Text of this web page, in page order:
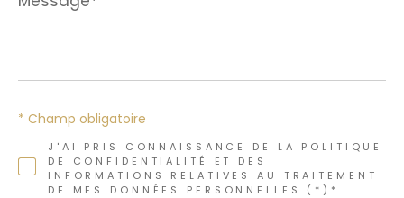
*
J'AI PRIS CONNAISSANCE DE LA POLITIQUE
DE CONFIDENTIALITÉ ET DES
INFORMATIONS RELATIVES AU TRAITEMENT
DE MES DONNÉES PERSONNELLES (*)*
* Champ obligatoire